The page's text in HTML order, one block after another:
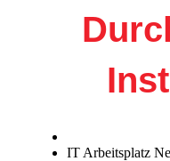
IT Arbeitsplatz